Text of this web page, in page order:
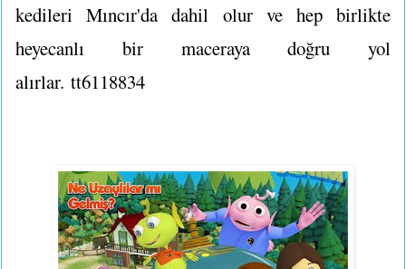
kedileri Mıncır'da dahil olur ve hep birlikte
heyecanlı bir maceraya doğru yol
alırlar. tt6118834